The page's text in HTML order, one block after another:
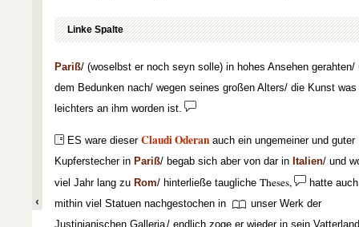
Linke Spalte
Pariß/ (woselbst er noch seyn solle) in hohes Ansehen gerahten/
dem Bedunken nach/ wegen seines großen Alters/ die Kunst was
leichters an ihm worden ist.
ES ware dieser Claudi Oderan auch ein ungemeiner und guter
Kupferstecher in Pariß/ begab sich aber von dar in Italien/ und
viel Jahr lang zu Rom/ hinterließe taugliche Theses,
hatte auch
mithin viel Statuen nachgestochen in
unser Werk der
Justinianischen Galleria/ endlich zoge er wieder in sein